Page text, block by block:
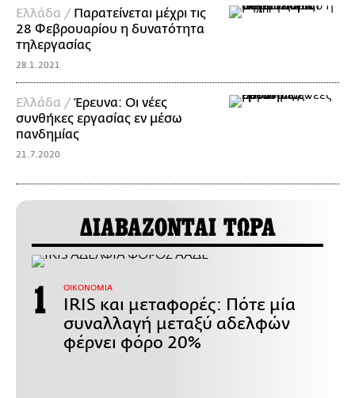
Ελλάδα / Παρατείνεται μέχρι τις
28 Φεβρουαρίου η δυνατότητα
τηλεργασίας
28.1.2021
Ελλάδα /Έρευνα: Οι νέες
συνθήκες εργασίας εν μέσω
πανδημίας
21.7.2020
ΔΙΑΒΑΖΟΝΤΑΙ ΤΩΡΑ
ΟΙΚΟΝΟΜΙΑ
IRIS και μεταφορές: Πότε μία
συναλλαγή μεταξύ αδελφών
φέρνει φόρο 20%